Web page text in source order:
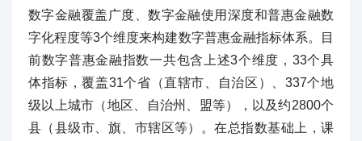
数字金融覆盖广度、数字金融使用深度和普惠金融数
字化程度等3个维度来构建数字普惠金融指标体系。目
前数字普惠金融指数一共包含上述3个维度，33个具
体指标，覆盖31个省（直辖市、自治区）、337个地
级以上城市（地区、自治州、盟等），以及约2800个
县（县级市、旗、市辖区等）。在总指数基础上，课